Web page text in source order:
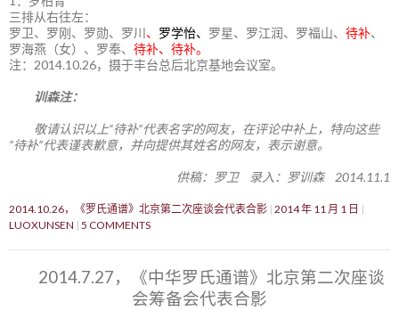
三排从右往左：
罗卫、罗刚、罗勋、罗川 、 罗学怡、 罗星、罗江润、罗福山、 待补、
罗海燕（女）、罗奉、 待补、待补。
注：2014.10.26，摄于丰台总后北京基地会议室。
训森注：
敬请认识以上“待补”代表名字的网友，在评论中补上，特向这些
“待补”代表谨表歉意，并向提供其姓名的网友，表示谢意。
供稿：罗卫 录入：罗训森 2014.11.1
2014.10.26，《罗氏通谱》北京第二次座谈会代表合影 2014 年 11 月 1 日
LUOXUNSEN 5 COMMENTS
2014.7.27，《中华罗氏通谱》北京第二次座谈
会筹备会代表合影